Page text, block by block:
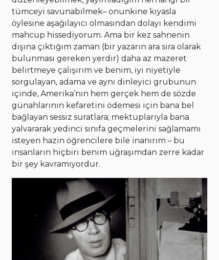
tümceyi savunabilmek– onunkine kıyasla
öylesine aşağılayıcı olmasından dolayı kendimi
mahcup hissediyorum. Ama bir kez sahnenin
dışına çıktığım zaman (bir yazarın ara sıra olarak
bulunması gereken yerdir) daha az mazeret
belirtmeye çalışırım ve benim, iyi niyetiyle
sorgulayan, adama ve aynı dinleyici grubunun
içinde, Amerika’nın hem gerçek hem de sözde
günahlarının kefaretini ödemesi için bana bel
bağlayan sessiz suratlara; mektuplarıyla bana
yalvararak yedinci sınıfa geçmelerini sağlamamı
isteyen hazin öğrencilere bile inanırım – bu
insanların hiçbiri benim uğraşımdan zerre kadar
bir şey kavramıyordur.